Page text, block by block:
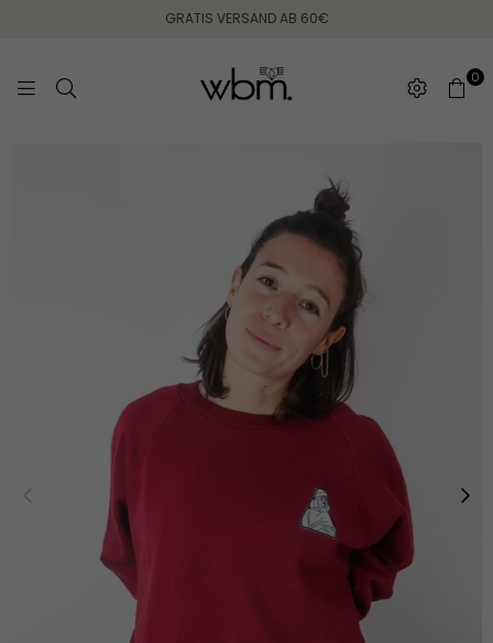
GRATIS VERSAND AB 60€
BETWEEN
MONDAYS
0